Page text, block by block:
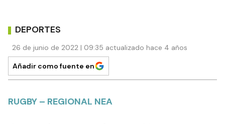
DEPORTES
26 de junio de 2022 | 09:35 actualizado hace 4 años
Añadir como fuente en
RUGBY – REGIONAL NEA